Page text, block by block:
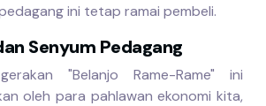
ini tetap ramai pembeli.
Senyum Pedagang
"Belanjo Rame-Rame" ini
oleh para pahlawan ekonomi kita,